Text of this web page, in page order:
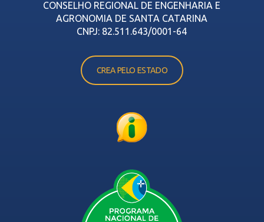
CONSELHO REGIONAL DE ENGENHARIA E
AGRONOMIA DE SANTA CATARINA
CNPJ: 82.511.643/0001-64
CREA PELO ESTADO